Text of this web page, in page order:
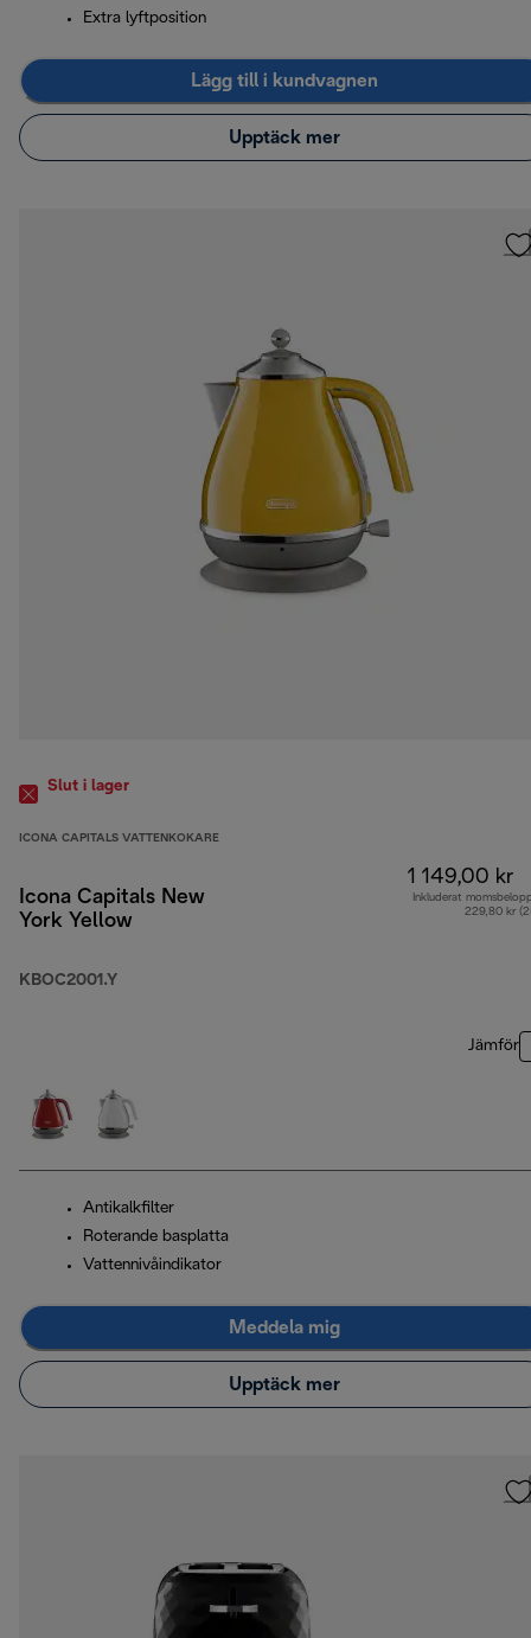
Extra lyftposition
Lägg till i kundvagnen
Upptäck mer
Slut i lager
ICONA CAPITALS VATTENKOKARE
Icona Capitals New
York Yellow
KBOC2001.Y
1 149,00 kr
Inkluderat
229,80 kr
Jämför
Antikalkfilter
Roterande basplatta
Vattennivåindikator
Meddela mig
Upptäck mer